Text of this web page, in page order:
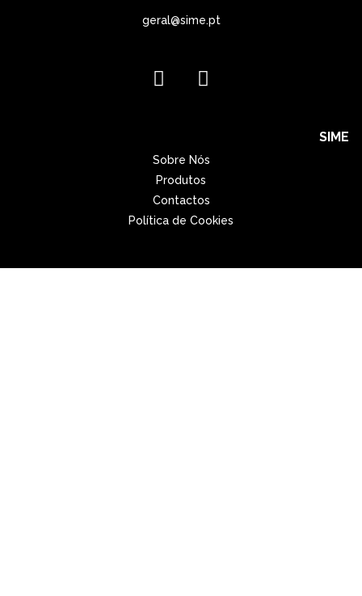
geral@sime.pt
SIME
Sobre Nós
Produtos
Contactos
Política de Cookies